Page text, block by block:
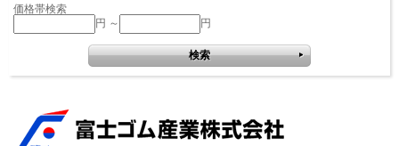
価格帯検索
円 ～
円